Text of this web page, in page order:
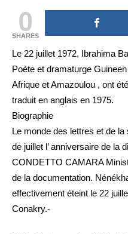
0
SHARES
Le 22 juillet 1972, Ibrahima
Poète et dramaturge
Afrique et Amazoulou , ont
traduit en anglais en 1975.
Biographie
Le monde des lettres et de
de juillet l’ anniversaire de la
CONDETTO CAMARA
de la documentation.
effectivement éteint le 22
Conakry.-